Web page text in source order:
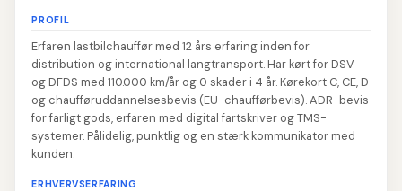
PROFIL
Erfaren lastbilchauffør med 12 års erfaring inden for
distribution og international langtransport. Har kørt for DSV
og DFDS med 110.000 km/år og 0 skader i 4 år. Kørekort C, CE, D
og chaufføruddannelsesbevis (EU-chaufførbevis). ADR-bevis
for farligt gods, erfaren med digital fartskriver og TMS-
systemer. Pålidelig, punktlig og en stærk kommunikator med
kunden.
ERHVERVSERFARING